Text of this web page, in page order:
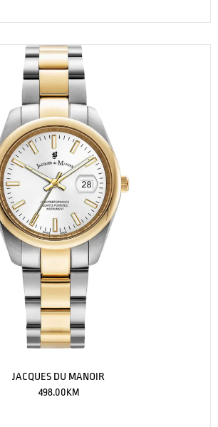
JACQUES DU MANOIR
498.00KM